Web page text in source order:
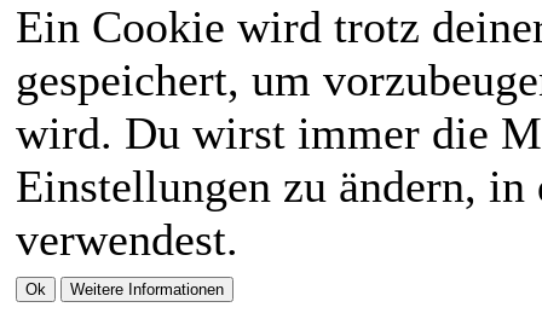
Ein Cookie wird trotz
gespeichert, um
wird. Du wirst immer die
Einstellungen zu ändern,
verwendest.